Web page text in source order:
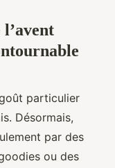
particulier
Désormais,
par des
ou des